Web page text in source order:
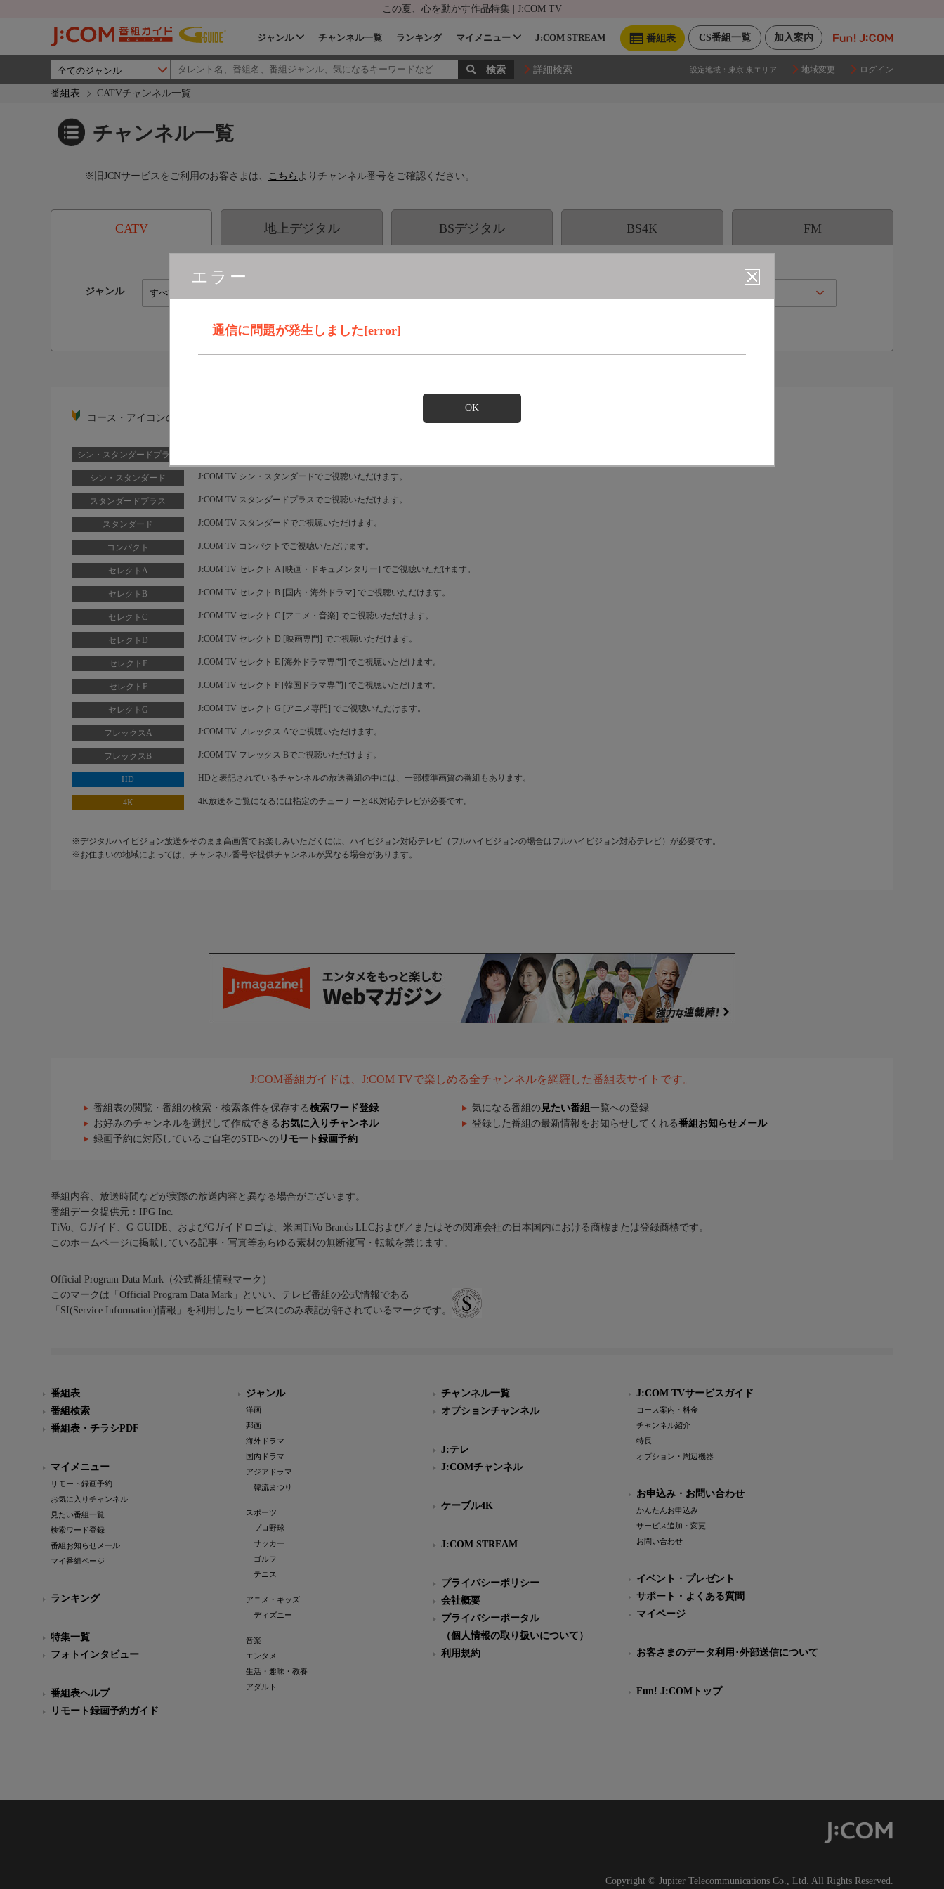
この夏、心を動かす作品特集 | J:COM TV
加入案内
CS番組一覧
番組表
ジャンル チャンネル一覧 ランキング マイメニュー J:COM STREAM
詳細検索 設定地域： 東京 東エリア 地域変更 ログイン
番組表 CATVチャンネル一覧
エラー
通信に問題が発生しました[error]
OK
チャンネル一覧
※旧JCNサービスをご利用のお客さまは、 こちら よりチャンネル番号をご確認ください。
CATV 地上デジタル BSデジタル BS4K FM
ジャンル
コース・アイコンの説明
シン・スタンダードプラス
シン・スタンダード J:COM TV シン・スタンダードでご視聴いただけます。
スタンダードプラス J:COM TV スタンダードプラスでご視聴いただけます。
スタンダード J:COM TV スタンダードでご視聴いただけます。
コンパクト J:COM TV コンパクトでご視聴いただけます。
セレクトA J:COM TV セレクト A [映画・ドキュメンタリー] でご視聴いただけます。
セレクトB J:COM TV セレクト B [国内・海外ドラマ] でご視聴いただけます。
セレクトC J:COM TV セレクト C [アニメ・音楽] でご視聴いただけます。
セレクトD J:COM TV セレクト D [映画専門] でご視聴いただけます。
セレクトE J:COM TV セレクト E [海外ドラマ専門] でご視聴いただけます。
セレクトF J:COM TV セレクト F [韓国ドラマ専門] でご視聴いただけます。
セレクトG J:COM TV セレクト G [アニメ専門] でご視聴いただけます。
フレックスA J:COM TV フレックス Aでご視聴いただけます。
フレックスB J:COM TV フレックス Bでご視聴いただけます。
HD HDと表記されているチャンネルの放送番組の中には、一部標準画質の番組もあります。
4K 4K放送をご覧になるには指定のチューナーと4K対応テレビが必要です。
※デジタルハイビジョン放送をそのまま高画質でお楽しみいただくには、ハイビジョン対応テレビ（フルハイビジョンの場合はフルハイビジョン対応テレビ）が必要です。
※お住まいの地域によっては、チャンネル番号や提供チャンネルが異なる場合があります。
J:COM番組ガイドは、J:COM TVで楽しめる全チャンネルを網羅した番組表サイトです。
番組表の閲覧・番組の検索・検索条件を保存する検索ワード登録 気になる番組の 見たい番組 一覧への登録
お好みのチャンネルを選択して作成できる お気に入りチャンネル 登録した番組の最新情報をお知らせしてくれる番組お知らせメール
録画予約に対応しているご自宅のSTBへの リモート録画予約
番組内容、放送時間などが実際の放送内容と異なる場合がございます。
番組データ提供元：IPG Inc.
TiVo、Gガイド、G-GUIDE、およびGガイドロゴは、米国TiVo Brands LLCおよび／またはその関連会社の日本国内における商標または登録商標です。
このホームページに掲載している記事・写真等あらゆる素材の無断複写・転載を禁じます。
Official Program Data Mark（公式番組情報マーク）
このマークは「Official Program Data Mark」といい、テレビ番組の公式情報である
「SI(Service Information)情報」を利用したサービスにのみ表記が許されているマークです。
番組表
番組検索
番組表・チラシPDF
マイメニュー
リモート録画予約
お気に入りチャンネル
見たい番組一覧
検索ワード登録
番組お知らせメール
マイ番組ページ
ランキング
特集一覧
フォトインタビュー
番組表ヘルプ
リモート録画予約ガイド
ジャンル
洋画
邦画
海外ドラマ
国内ドラマ
アジアドラマ
韓流まつり
スポーツ
プロ野球
サッカー
ゴルフ
テニス
アニメ・キッズ
ディズニー
音楽
エンタメ
生活・趣味・教養
アダルト
チャンネル一覧
オプションチャンネル
J:テレ
J:COMチャンネル
ケーブル4K
J:COM STREAM
プライバシーポリシー
会社概要
プライバシーポータル
（個人情報の取り扱いについて）
利用規約
J:COM TVサービスガイド
コース案内・料金
チャンネル紹介
特長
オプション・周辺機器
お申込み・お問い合わせ
かんたんお申込み
サービス追加・変更
お問い合わせ
イベント・プレゼント
サポート・よくある質問
マイページ
お客さまのデータ利用･外部送信について
Fun! J:COMトップ
Copyright © Jupiter Telecommunications Co., Ltd. All Rights Reserved.